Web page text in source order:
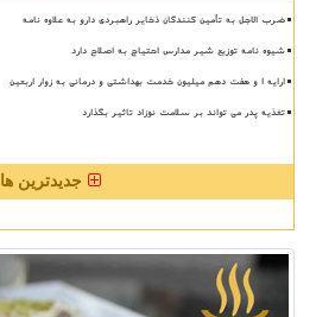
ضرب الاجل به تأمین کنندگان ذخایر راهبردی دارو به علاوه نامه
شیوه نامه توزیع شیر مدارس احتیاج به اصلاح دارد
ارایه ۱ و هفت دهم میلیون خدمت بهداشتی و درمانی به زوار اربعین
تغذیه پدر می تواند بر سلامت نوزاد تاثیر بگذارد
جدیدترین ها